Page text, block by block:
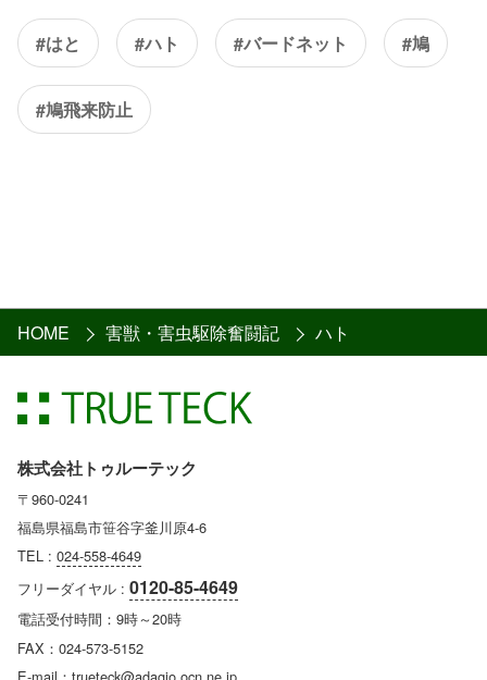
#はと #ハト #バードネット #鳩
#鳩飛来防止
HOME 害獣・害虫駆除奮闘記 ハト
株式会社トゥルーテック
〒960-0241
福島県福島市笹谷字釜川原4-6
TEL : 024-558-4649
フリーダイヤル : 0120-85-4649
電話受付時間：9時～20時
FAX：024-573-5152
E-mail：trueteck@adagio.ocn.ne.jp